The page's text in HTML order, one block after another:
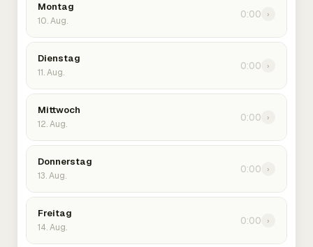
Montag
10. Aug.
0:00 ›
Dienstag
11. Aug.
0:00 ›
Mittwoch
12. Aug.
0:00 ›
Donnerstag
13. Aug.
0:00 ›
Freitag
14. Aug.
0:00 ›